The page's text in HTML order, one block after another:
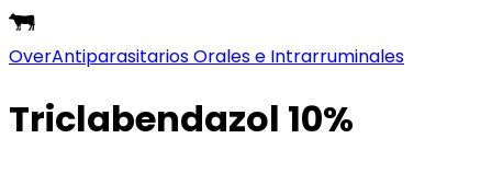
OverAntiparasitarios Orales e Intrarruminales
Triclabendazol 10%